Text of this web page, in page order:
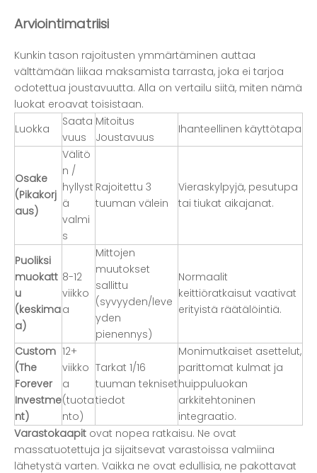
Arviointimatriisi
Kunkin tason rajoitusten ymmärtäminen auttaa
välttämään liikaa maksamista tarrasta, joka ei tarjoa
odotettua joustavuutta. Alla on vertailu siitä, miten nämä
luokat eroavat toisistaan.
Luokka
Saata
vuus
Mitoitus
Joustavuus
Ihanteellinen käyttötapa
Osake
(Pikakorj
aus)
Välitö
n /
hyllyst
ä
valmi
s
Rajoitettu 3
tuuman välein
Vieraskylpyjä, pesutupa
tai tiukat aikajanat.
Puoliksi
muokatt
u
(keskima
a)
8-12
viikko
a
Mittojen
muutokset
sallittu
(syvyyden/leve
yden
pienennys)
Normaalit
keittiöratkaisut vaativat
erityistä räätälöintiä.
Custom
(The
Forever
Investme
nt)
12+
viikko
a
(tuota
nto)
Tarkat 1/16
tuuman tekniset
tiedot
Monimutkaiset asettelut,
parittomat kulmat ja
huippuluokan
arkkitehtoninen
integraatio.
Varastokaapit ovat nopea ratkaisu. Ne ovat
massatuotettuja ja sijaitsevat varastoissa valmiina
lähetystä varten. Vaikka ne ovat edullisia, ne pakottavat